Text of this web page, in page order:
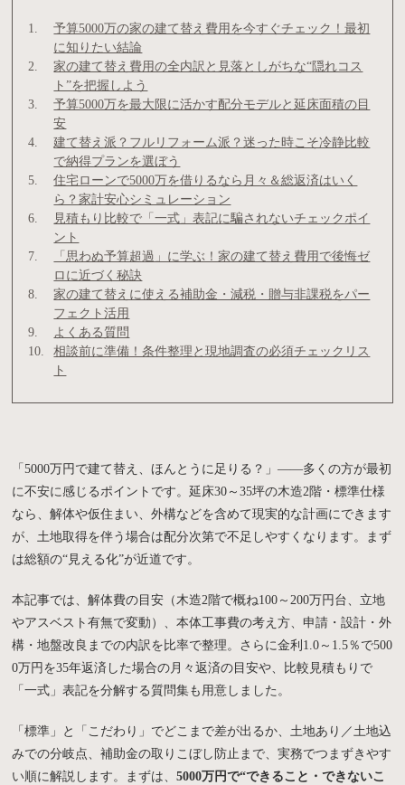
予算5000万の家の建て替え費用を今すぐチェック！最初
に知りたい結論
家の建て替え費用の全内訳と見落としがちな“隠れコス
ト”を把握しよう
予算5000万を最大限に活かす配分モデルと延床面積の目
安
建て替え派？フルリフォーム派？迷った時こそ冷静比較
で納得プランを選ぼう
住宅ローンで5000万を借りるなら月々＆総返済はいく
ら？家計安心シミュレーション
見積もり比較で「一式」表記に騙されないチェックポイ
ント
「思わぬ予算超過」に学ぶ！家の建て替え費用で後悔ゼ
ロに近づく秘訣
家の建て替えに使える補助金・減税・贈与非課税をパー
フェクト活用
よくある質問
相談前に準備！条件整理と現地調査の必須チェックリス
ト
「5000万円で建て替え、ほんとうに足りる？」——多くの方が最初
に不安に感じるポイントです。延床30～35坪の木造2階・標準仕様
なら、解体や仮住まい、外構などを含めて現実的な計画にできます
が、土地取得を伴う場合は配分次第で不足しやすくなります。まず
は総額の“見える化”が近道です。
本記事では、解体費の目安（木造2階で概ね100～200万円台、立地
やアスベスト有無で変動）、本体工事費の考え方、申請・設計・外
構・地盤改良までの内訳を比率で整理。さらに金利1.0～1.5％で500
0万円を35年返済した場合の月々返済の目安や、比較見積もりで
「一式」表記を分解する質問集も用意しました。
「標準」と「こだわり」でどこまで差が出るか、土地あり／土地込
みでの分岐点、補助金の取りこぼし防止まで、実務でつまずきやす
い順に解説します。まずは、5000万円で“できること・できないこ